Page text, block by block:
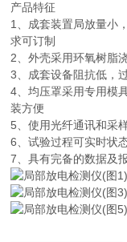
产品特征
1、成套装置局放量小
求可订制
2、外壳采用环氧树脂
3、成套设备阻抗低，
4、均压罩采用专用模
装方便
5、使用光纤通讯和采
6、试验过程可实时状
7、具有完备的数据及